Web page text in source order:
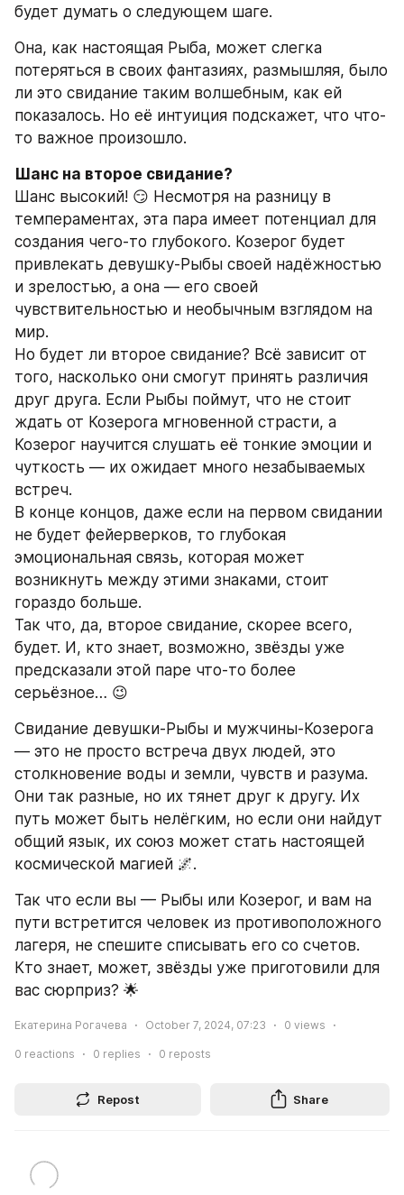
будет думать о следующем шаге.
Она, как настоящая Рыба, может слегка
потеряться в своих фантазиях, размышляя, было
ли это свидание таким волшебным, как ей
показалось. Но её интуиция подскажет, что что-
то важное произошло.
Шанс на второе свидание?
Шанс высокий! 😏 Несмотря на разницу в
темпераментах, эта пара имеет потенциал для
создания чего-то глубокого. Козерог будет
привлекать девушку-Рыбы своей надёжностью
и зрелостью, а она — его своей
чувствительностью и необычным взглядом на
мир.
Но будет ли второе свидание? Всё зависит от
того, насколько они смогут принять различия
друг друга. Если Рыбы поймут, что не стоит
ждать от Козерога мгновенной страсти, а
Козерог научится слушать её тонкие эмоции и
чуткость — их ожидает много незабываемых
встреч.
В конце концов, даже если на первом свидании
не будет фейерверков, то глубокая
эмоциональная связь, которая может
возникнуть между этими знаками, стоит
гораздо больше.
Так что, да, второе свидание, скорее всего,
будет. И, кто знает, возможно, звёзды уже
предсказали этой паре что-то более
серьёзное… 😉
Свидание девушки-Рыбы и мужчины-Козерога
— это не просто встреча двух людей, это
столкновение воды и земли, чувств и разума.
Они так разные, но их тянет друг к другу. Их
путь может быть нелёгким, но если они найдут
общий язык, их союз может стать настоящей
космической магией 🌌.
Так что если вы — Рыбы или Козерог, и вам на
пути встретится человек из противоположного
лагеря, не спешите списывать его со счетов.
Кто знает, может, звёзды уже приготовили для
вас сюрприз? 🌟
Екатерина Рогачева October 7, 2024, 07:23 0 views
0 reactions 0 replies 0 reposts
Repost Share